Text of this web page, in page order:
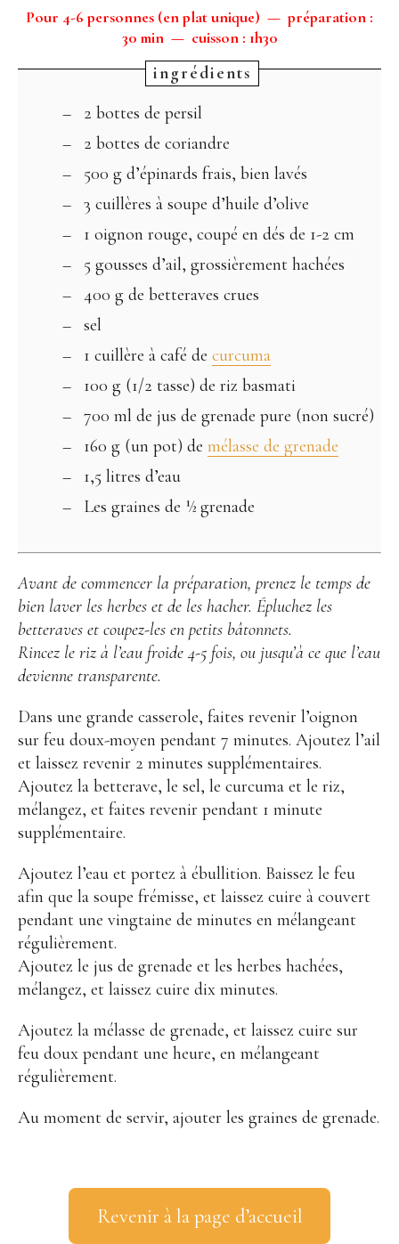
Pour 4-6 personnes (en plat unique) — préparation :
30 min — cuisson : 1h30
2 bottes de persil
2 bottes de coriandre
500 g d’épinards frais, bien lavés
3 cuillères à soupe d’huile d’olive
1 oignon rouge, coupé en dés de 1-2 cm
5 gousses d’ail, grossièrement hachées
400 g de betteraves crues
sel
1 cuillère à café de curcuma
100 g (1/2 tasse) de riz basmati
700 ml de jus de grenade pure (non sucré)
160 g (un pot) de mélasse de grenade
1,5 litres d’eau
Les graines de ½ grenade
Avant de commencer la préparation, prenez le temps de
bien laver les herbes et de les hacher. Épluchez les
betteraves et coupez-les en petits bâtonnets.
Rincez le riz à l’eau froide 4-5 fois, ou jusqu’à ce que l’eau
devienne transparente.
Dans une grande casserole, faites revenir l’oignon
sur feu doux-moyen pendant 7 minutes. Ajoutez l’ail
et laissez revenir 2 minutes supplémentaires.
Ajoutez la betterave, le sel, le curcuma et le riz,
mélangez, et faites revenir pendant 1 minute
supplémentaire.
Ajoutez l’eau et portez à ébullition. Baissez le feu
afin que la soupe frémisse, et laissez cuire à couvert
pendant une vingtaine de minutes en mélangeant
régulièrement.
Ajoutez le jus de grenade et les herbes hachées,
mélangez, et laissez cuire dix minutes.
Ajoutez la mélasse de grenade, et laissez cuire sur
feu doux pendant une heure, en mélangeant
régulièrement.
Au moment de servir, ajouter les graines de grenade.
Revenir à la page d’accueil